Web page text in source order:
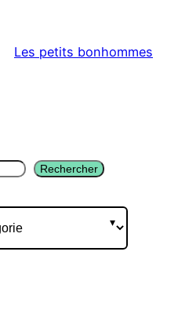
Les petits bonhommes
Rechercher